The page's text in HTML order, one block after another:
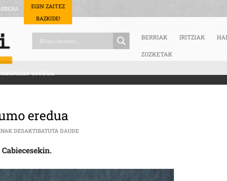
EGIN ZAITEZ
BAZKIDE!
BERRIAK IRITZIAK
ZOZKETAK
eredua
eredua
DESAKTIBATUTA DAUDESOLASALDIA| EUSKALDUNON KONTSUMO EREDUA